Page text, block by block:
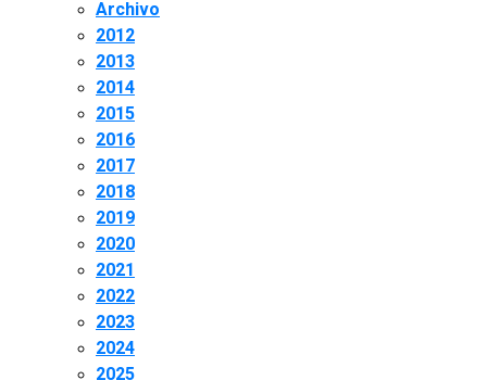
Archivo
2012
2013
2014
2015
2016
2017
2018
2019
2020
2021
2022
2023
2024
2025